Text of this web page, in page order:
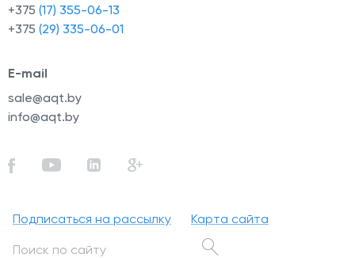
+375 (17) 355-06-13
+375 (29) 335-06-01
E-mail
sale@aqt.by
info@aqt.by
Подписаться на рассылку Карта сайта